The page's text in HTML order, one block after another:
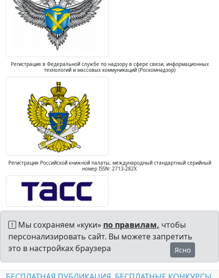
Регистрация в Федеральной службе по надзору в сфере связи, информационных
технологий и массовых коммуникаций (Роскомнадзор)
Регистрация Российской книжной палаты, международный стандартный серийный
номер ISSN: 2713-282X
Мы сохраняем «куки» по правилам, чтобы
персонализировать сайт. Вы можете запретить
это в настройках браузера
Ясно